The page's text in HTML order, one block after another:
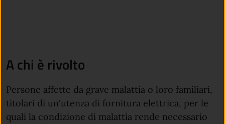
A chi è rivolto
Persone affette da grave malattia o loro familiari,
titolari di un'utenza di fornitura elettrica, per le
quali la condizione di malattia rende necessario